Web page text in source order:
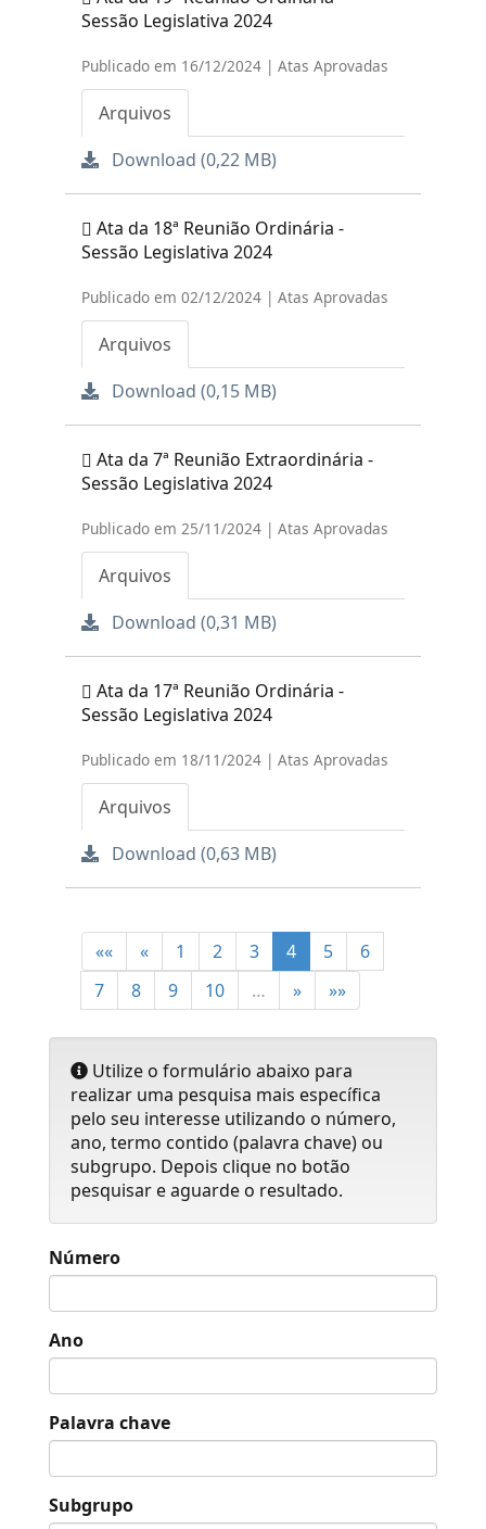
Sessão Legislativa 2024
Publicado em 16/12/2024 | Atas Aprovadas
Arquivos
Download (0,22 MB)
Ata da 18ª Reunião Ordinária -
Sessão Legislativa 2024
Publicado em 02/12/2024 | Atas Aprovadas
Arquivos
Download (0,15 MB)
Ata da 7ª Reunião Extraordinária -
Sessão Legislativa 2024
Publicado em 25/11/2024 | Atas Aprovadas
Arquivos
Download (0,31 MB)
Ata da 17ª Reunião Ordinária -
Sessão Legislativa 2024
Publicado em 18/11/2024 | Atas Aprovadas
Arquivos
Download (0,63 MB)
«« « 1 2 3 4 5
6
7
8 9 10 … » »»
Utilize o formulário abaixo para
realizar uma pesquisa mais específica
pelo seu interesse utilizando o número,
ano, termo contido (palavra chave) ou
subgrupo. Depois clique no botão
pesquisar e aguarde o resultado.
Número
Ano
Palavra chave
Subgrupo